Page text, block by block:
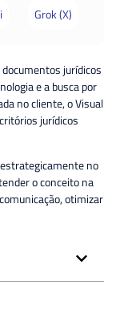
Grok (X)
jurídicos
e a busca por
no cliente, oVisual
jurídicos
no
o conceito na
otimizar